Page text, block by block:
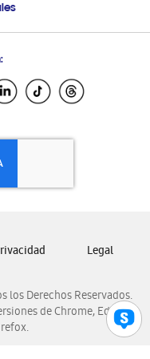
los Derechos Reservados.
de Chrome, Edge,
Legal